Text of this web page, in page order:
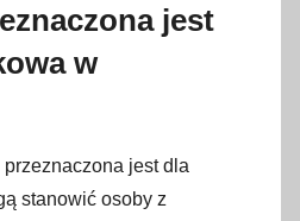
jest
w
jest dla
stanowić osoby z